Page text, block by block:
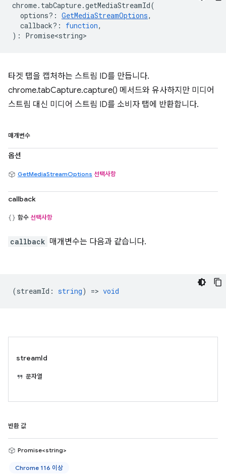
chrome. tabCapture.getMediaStreamId(
options? : GetMediaStreamOptions,
callback? : function,
) : Promise<string>
타겟 탭을 캡처하는 스트림 ID를 만듭니다.
chrome.tabCapture.capture() 메서드와 유사하지만 미디어
스트림 대신 미디어 스트림 ID를 소비자 탭에 반환합니다.
매개변수
옵션
GetMediaStreamOptions 선택사항
callback
함수 선택사항
callback 매개변수는 다음과 같습니다.
(streamId : string) => void
streamId
문자열
반환 값
Promise<string>
Chrome 116 이상